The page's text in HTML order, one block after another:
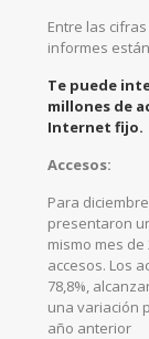
Entre las
informes
Te puede
millones de
Internet fijo.
Accesos:
Para
presentaron
mismo mes
accesos. Los
78,8%,
una variación
año anterior